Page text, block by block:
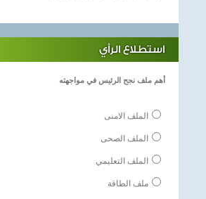
استطلاع الرأي
أهم ملف نجح الرئيس في مواجهته
الملف الامنى
الملف الصحى
الملف التعليمي
ملف الطاقة